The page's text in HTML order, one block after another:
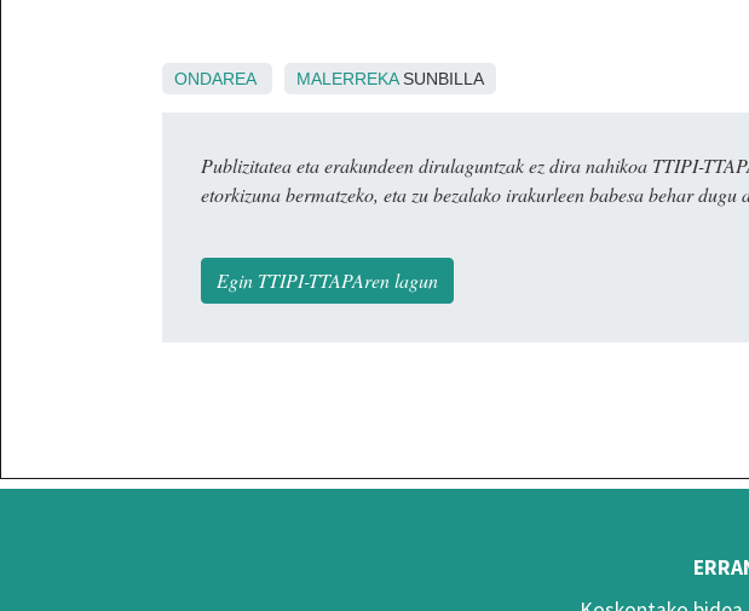
ONDAREA MALERREKASUNBILLA
Publizitatea eta erakundeen dirulaguntzak ez dira nahikoa TTIPI-
etorkizuna bermatzeko, eta zu bezalako irakurleen babesa behar dugu
Egin TTIPI-TTAPAren lagun